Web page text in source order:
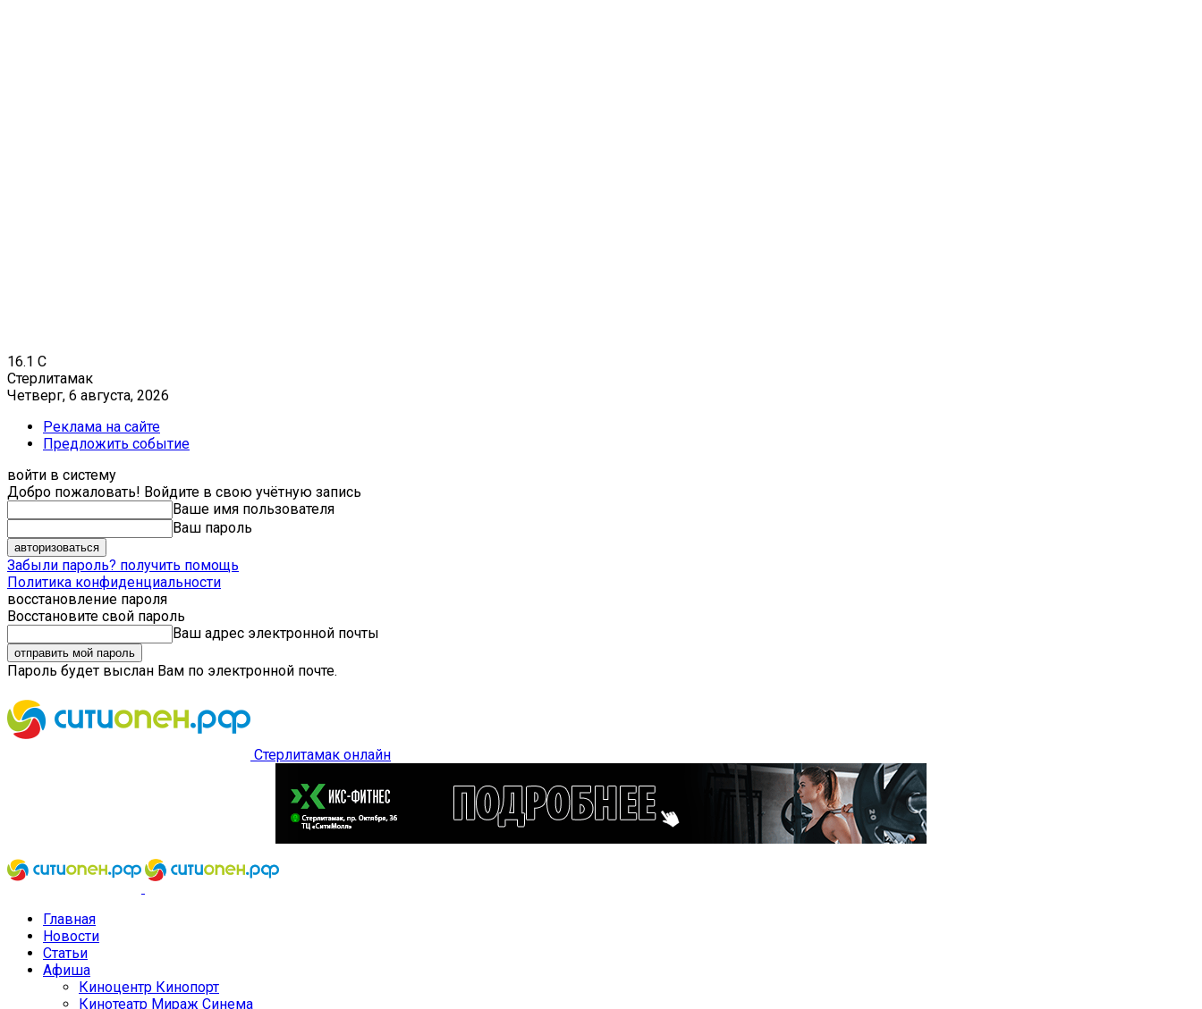
16.1 C
Стерлитамак
Четверг, 6 августа, 2026
Реклама на сайте
Предложить событие
войти в систему
Добро пожаловать! Войдите в свою учётную запись
Ваше имя пользователя
Ваш пароль
Забыли пароль? получить помощь
Политика конфиденциальности
восстановление пароля
Восстановите свой пароль
Ваш адрес электронной почты
Пароль будет выслан Вам по электронной почте.
Стерлитамак онлайн
Главная
Новости
Статьи
Афиша
Киноцентр Кинопорт
Кинотеатр Мираж Синема